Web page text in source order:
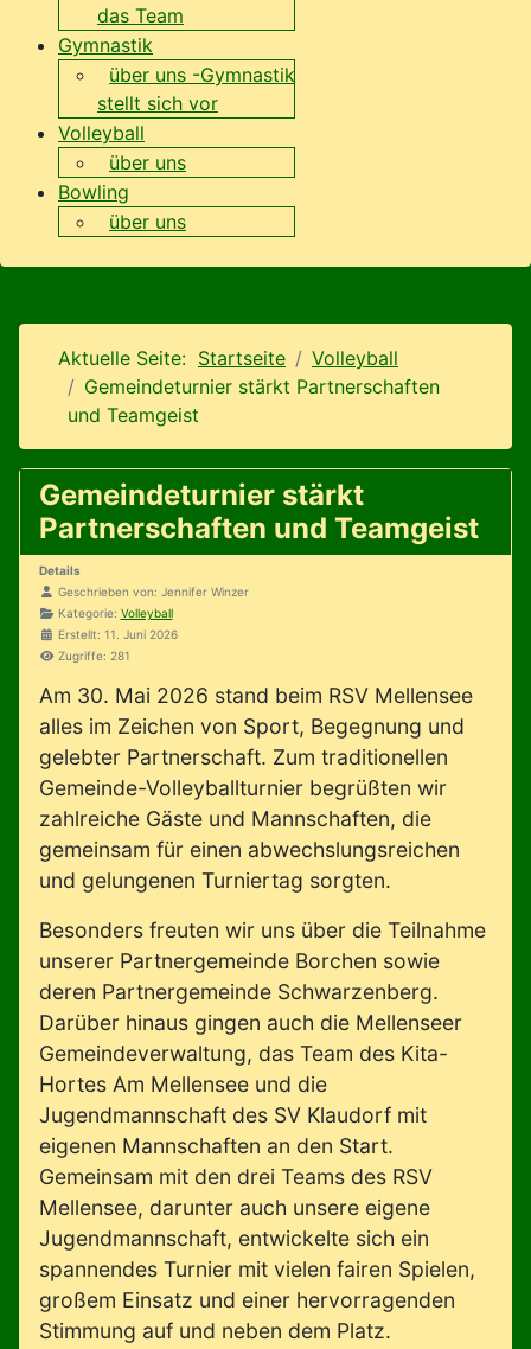
das Team
Gymnastik
über uns -Gymnastik
stellt sich vor
Volleyball
über uns
Bowling
über uns
Aktuelle Seite: Startseite
Volleyball
Gemeindeturnier stärkt Partnerschaften
und Teamgeist
Gemeindeturnier stärkt
Partnerschaften und Teamgeist
Details
Geschrieben von: Jennifer Winzer
Kategorie: Volleyball
Erstellt: 11. Juni 2026
Zugriffe: 281
Am 30. Mai 2026 stand beim RSV Mellensee
alles im Zeichen von Sport, Begegnung und
gelebter Partnerschaft. Zum traditionellen
Gemeinde-Volleyballturnier begrüßten wir
zahlreiche Gäste und Mannschaften, die
gemeinsam für einen abwechslungsreichen
und gelungenen Turniertag sorgten.
Besonders freuten wir uns über die Teilnahme
unserer Partnergemeinde Borchen sowie
deren Partnergemeinde Schwarzenberg.
Darüber hinaus gingen auch die Mellenseer
Gemeindeverwaltung, das Team des Kita-
Hortes Am Mellensee und die
Jugendmannschaft des SV Klaudorf mit
eigenen Mannschaften an den Start.
Gemeinsam mit den drei Teams des RSV
Mellensee, darunter auch unsere eigene
Jugendmannschaft, entwickelte sich ein
spannendes Turnier mit vielen fairen Spielen,
großem Einsatz und einer hervorragenden
Stimmung auf und neben dem Platz.